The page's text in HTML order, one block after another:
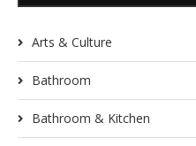
Arts & Culture
Bathroom
Bathroom & Kitchen